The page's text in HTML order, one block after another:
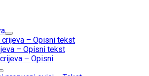
crijeva – Opisni tekst
– Opisni tekst
– Opisni